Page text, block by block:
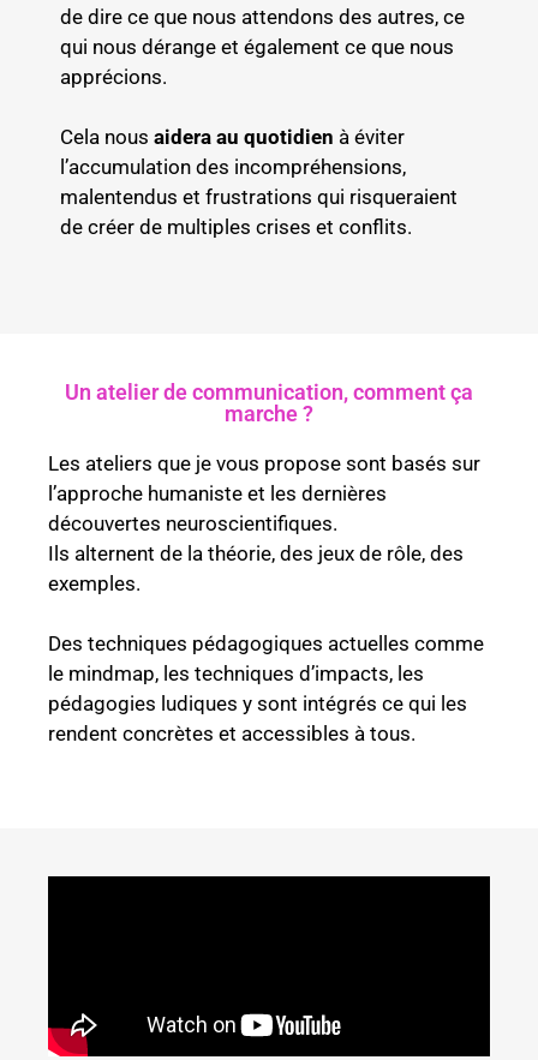
de dire ce que nous attendons des autres, ce
qui nous dérange et également ce que nous
apprécions.
Cela nous aidera au quotidien à éviter
l’accumulation des incompréhensions,
malentendus et frustrations qui risqueraient
de créer de multiples crises et conflits.
Un atelier de communication, comment ça
marche ?
Les ateliers que je vous propose sont basés sur
l’approche humaniste et les dernières
découvertes neuroscientifiques.
Ils alternent de la théorie, des jeux de rôle, des
exemples.
Des techniques pédagogiques actuelles comme
le mindmap, les techniques d’impacts, les
pédagogies ludiques y sont intégrés ce qui les
rendent concrètes et accessibles à tous.